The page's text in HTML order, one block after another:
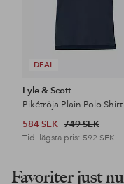
DEAL
Lyle & Scott
Pikétröja Plain Polo Shirt
584 SEK 749 SEK
Tid. lägsta pris: 592 SEK
Favoriter just nu